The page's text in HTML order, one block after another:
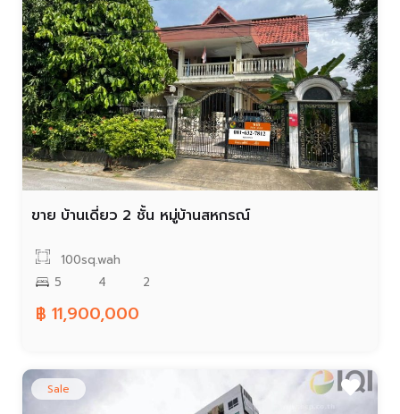
ขาย บ้านเดี่ยว 2 ชั้น หมู่บ้านสหกรณ์
100sq.wah
5
4 2
฿ 11,900,000
Sale